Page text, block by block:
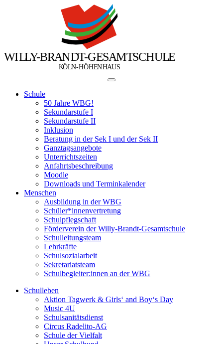
WILLY-BRANDT-GESAMTSCHULE
KÖLN-HÖHENHAUS
Schule
50 Jahre WBG!
Sekundarstufe I
Sekundarstufe II
Inklusion
Beratung in der Sek I und der Sek II
Ganztagsangebote
Unterrichtszeiten
Anfahrtsbeschreibung
Moodle
Downloads und Terminkalender
Menschen
Ausbildung in der WBG
Schüler*innenvertretung
Schulpflegschaft
Förderverein der Willy-Brandt-Gesamtschule
Schulleitungsteam
Lehrkräfte
Schulsozialarbeit
Sekretariatsteam
Schulbegleiter:innen an der WBG
Schulleben
Aktion Tagwerk & Girls‘ and Boy‘s Day
Music 4U
Schulsanitätsdienst
Circus Radelito-AG
Schule der Vielfalt